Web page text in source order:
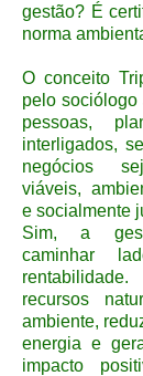
gestão? É
norma
O conceito
pelo
pessoas,
interligados,
negócios
viáveis,
e socialmente
Sim, a
caminhar
recursos
ambiente,
energia e
impacto